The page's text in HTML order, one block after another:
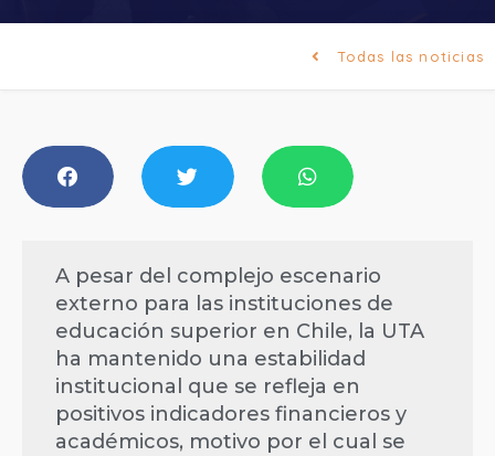
Todas las noticias
A pesar del complejo escenario
externo para las instituciones de
educación superior en Chile, la UTA
ha mantenido una estabilidad
institucional que se refleja en
positivos indicadores financieros y
académicos, motivo por el cual se